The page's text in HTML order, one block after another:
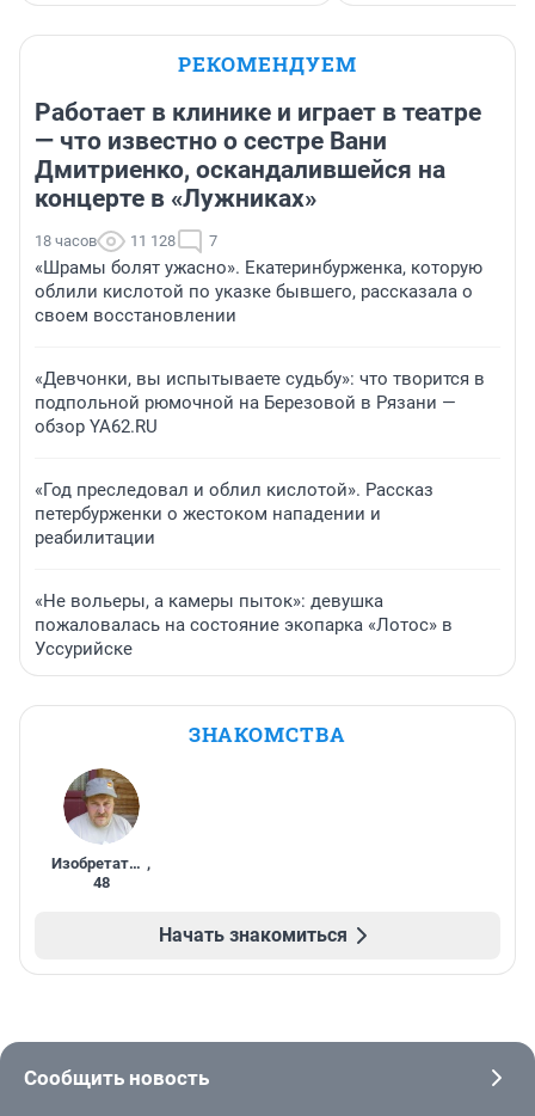
РЕКОМЕНДУЕМ
Работает в клинике и играет в театре
— что известно о сестре Вани
Дмитриенко, оскандалившейся на
концерте в «Лужниках»
18 часов 11 128 7
«Шрамы болят ужасно». Екатеринбурженка, которую
облили кислотой по указке бывшего, рассказала о
своем восстановлении
«Девчонки, вы испытываете судьбу»: что творится в
подпольной рюмочной на Березовой в Рязани —
обзор YA62.RU
«Год преследовал и облил кислотой». Рассказ
петербурженки о жестоком нападении и
реабилитации
«Не вольеры, а камеры пыток»: девушка
пожаловалась на состояние экопарка «Лотос» в
Уссурийске
ЗНАКОМСТВА
Изобретатель ,
48
Начать знакомиться
Сообщить новость